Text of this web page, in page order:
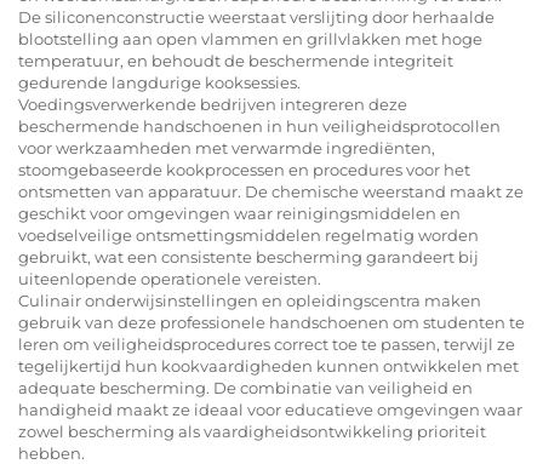
De siliconenconstructie weerstaat verslijting door herhaalde
blootstelling aan open vlammen en grillvlakken met hoge
temperatuur, en behoudt de beschermende integriteit
gedurende langdurige kooksessies.
Voedingsverwerkende bedrijven integreren deze
beschermende handschoenen in hun veiligheidsprotocollen
voor werkzaamheden met verwarmde ingrediënten,
stoomgebaseerde kookprocessen en procedures voor het
ontsmetten van apparatuur. De chemische weerstand maakt ze
geschikt voor omgevingen waar reinigingsmiddelen en
voedselveilige ontsmettingsmiddelen regelmatig worden
gebruikt, wat een consistente bescherming garandeert bij
uiteenlopende operationele vereisten.
Culinair onderwijsinstellingen en opleidingscentra maken
gebruik van deze professionele handschoenen om studenten te
leren om veiligheidsprocedures correct toe te passen, terwijl ze
tegelijkertijd hun kookvaardigheden kunnen ontwikkelen met
adequate bescherming. De combinatie van veiligheid en
handigheid maakt ze ideaal voor educatieve omgevingen waar
zowel bescherming als vaardigheidsontwikkeling prioriteit
hebben.